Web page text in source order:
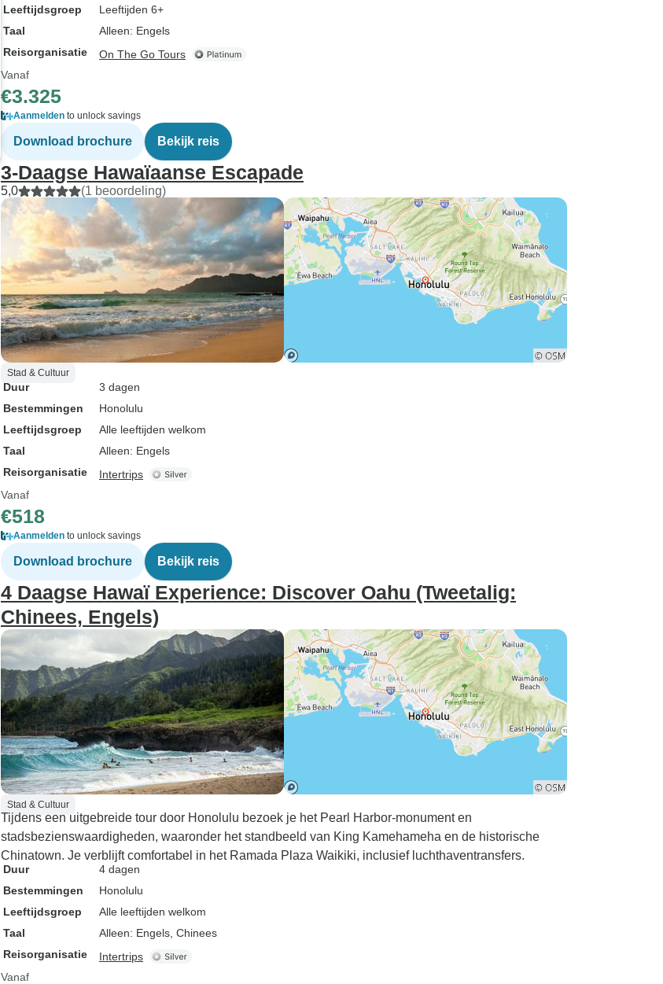
Leeftijdsgroep
Leeftijden 6+
Taal
Alleen: Engels
Reisorganisatie
On The Go Tours
Vanaf
€3.325
Aanmelden to unlock savings
Download brochure Bekijk reis
3-Daagse Hawaïaanse Escapade
5,0 (1 beoordeling)
Stad & Cultuur
Duur
3 dagen
Bestemmingen
Honolulu
Leeftijdsgroep
Alle leeftijden welkom
Taal
Alleen: Engels
Reisorganisatie
Intertrips
Vanaf
€518
Aanmelden to unlock savings
Download brochure Bekijk reis
4 Daagse Hawaï Experience: Discover Oahu (Tweetalig:
Chinees, Engels)
Stad & Cultuur
Tijdens een uitgebreide tour door Honolulu bezoek je het Pearl Harbor-monument en
stadsbezienswaardigheden, waaronder het standbeeld van King Kamehameha en de historische
Chinatown. Je verblijft comfortabel in het Ramada Plaza Waikiki, inclusief luchthaventransfers.
Duur
4 dagen
Bestemmingen
Honolulu
Leeftijdsgroep
Alle leeftijden welkom
Taal
Alleen: Engels, Chinees
Reisorganisatie
Intertrips
Vanaf